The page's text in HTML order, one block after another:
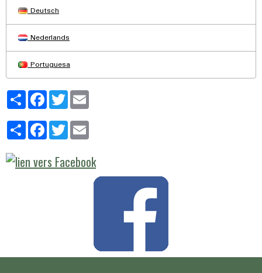
Deutsch
Nederlands
Portuguesa
PartagerFacebookTwitter
PartagerFacebookTwitter